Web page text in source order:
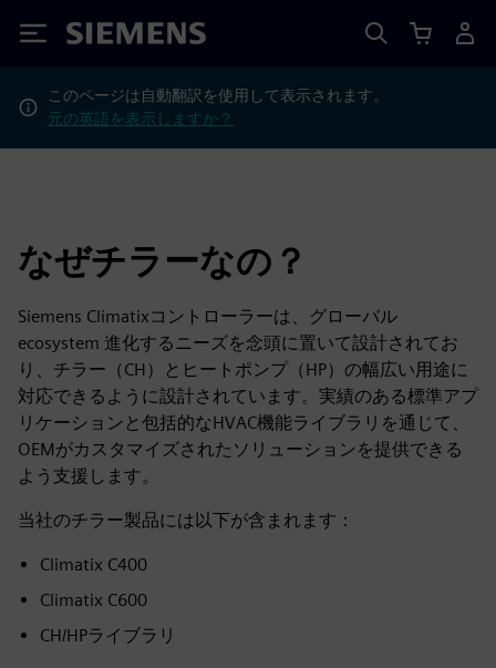
Siemens
このページは自動翻訳を使用して表示されます。
元の英語を表示しますか？
なぜチラーなの？
Siemens Climatixコントローラーは、グローバル
ecosystem 進化するニーズを念頭に置いて設計されてお
り、チラー（CH）とヒートポンプ（HP）の幅広い用途に
対応できるように設計されています。実績のある標準アプ
リケーションと包括的なHVAC機能ライブラリを通じて、
OEMがカスタマイズされたソリューションを提供できる
よう支援します。
当社のチラー製品には以下が含まれます：
Climatix C400
Climatix C600
CH/HPライブラリ